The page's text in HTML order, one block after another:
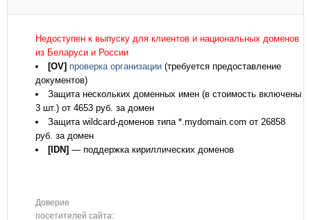
Недоступен к выпуску для клиентов и национальных доменов
из Беларуси и России
[OV] проверка организации (требуется предоставление
документов)
Защита нескольких доменных имен (в стоимость включены
3 шт.) от 4653 руб. за домен
Защита wildcard-доменов типа *.mydomain.com от 26858
руб. за домен
[IDN] — поддержка кириллических доменов
Доверие
посетителей сайта: